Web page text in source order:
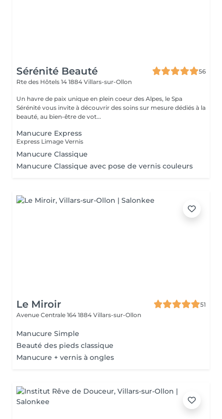
Sérénité Beauté
56
Rte des Hôtels 14 1884 Villars-sur-Ollon
Un havre de paix unique en plein coeur des Alpes, le Spa
Sérénité vous invite à découvrir des soins sur mesure dédiés à la
beauté, au bien-être de vot...
Manucure Express
Express Limage Vernis
Manucure Classique
Manucure Classique avec pose de vernis couleurs
Le Miroir
51
Avenue Centrale 164 1884 Villars-sur-Ollon
Manucure Simple
Beauté des pieds classique
Manucure + vernis à ongles